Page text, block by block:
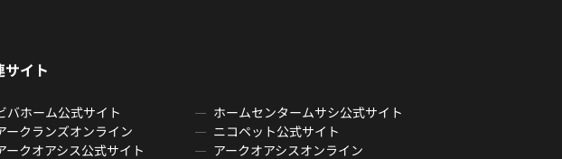
サイト
バホーム公式サイト
ホームセンタームサシ公式サイト
ークランズオンライン
ニコペット公式サイト
ークオアシス公式サイト
アークオアシスオンライン